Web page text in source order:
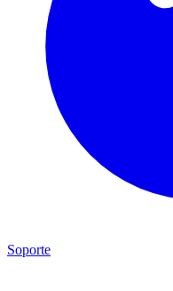
Soporte